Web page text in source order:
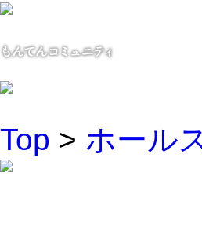
Top > ホール